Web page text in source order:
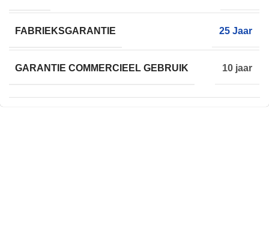
FABRIEKSGARANTIE 25 Jaar
GARANTIE COMMERCIEEL GEBRUIK 10 jaar